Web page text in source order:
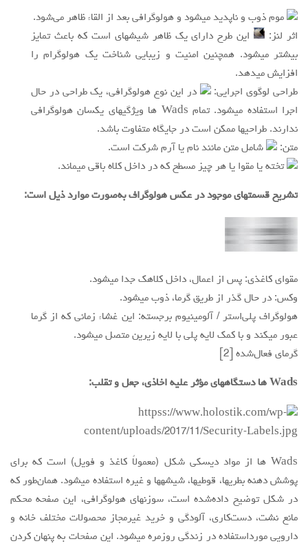
موم ذوب و ناپدید میشود و هولوگرافی بعد از القاء ظاهر می‌شود.
اثر لنز:
این طرح دارای یک ظاهر شیشهای است که باعث تمایز
بیشتر میشود. همچنین امنیت و زیبایی شناخت یک هولوگرام را
افزایش میدهد.
طراحی لوگوی اجرایی:
در این نوع هولوگرافی، یک طراحی در حال
اجرا استفاده میشود. تمام Wads ها ویژگیهای یکسان هولوگرافی
ندارند. طراحیها ممکن است در جایگاه متفاوت باشد.
متن:
شامل متن مانند نام یا آرم شرکت است.
تخته یا مقوا یا هر چیز مسطح که در داخل کلاه باقی میماند.
تشریح قسمتهای موجود در عکس هولوگراف به‌صورت موارد ذیل است:
مقوای کاغذی: پس از اعمال، داخل کلاهک جدا میشود.
وکس: در حال گذر از طریق گرما، ذوب میشود.
هولوگراف پلی‌استر / آلومینیوم برجسته: این غشاء زمانی که از گرما
عبور میکند و با کمک لایه پلی با لایه زیرین متصل میشود.
گرمای فعال‌شده [2]
Wads ها دستگاههای مؤثر علیه اخاذی، جعل و تقلب:
Wads ها از مواد دیسکی شکل (معمولاً کاغذ و فویل) است که برای
پوشش دهنه بطریها، قوطیها، شیشهها و غیره استفاده میشود. همان‌طور که
در شکل توضیح داده‌شده است، سوزنهای هولوگرافی، این صفحه محکم
مانع نشت، دست‌کاری، آلودگی و خرید غیرمجاز محصولات مختلف خانه و
دارویی مورداستفاده در زندگی روزمره میشود. این صفحات به پنهان کردن